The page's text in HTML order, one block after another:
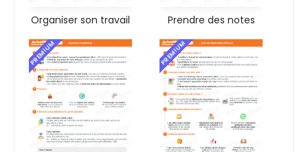
Organiser son travail Prendre des notes
PREMIUM PREMIUM